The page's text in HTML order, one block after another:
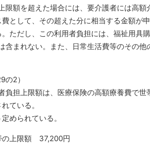
額を超えた場合には、要介護者には高額
として、その超えた分に相当する金額が
ただし、この利用者負担には、福祉用具
含まれない。また、日常生活費等のその他
2）
担上限額は、医療保険の高額療養費で世
ている。
められている。
の上限額 37,200円